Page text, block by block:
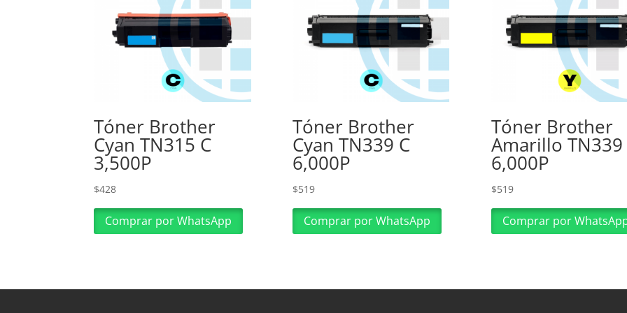
Tóner Brother
Cyan TN315 C
3,500P
$428
Comprar por WhatsApp
Tóner Brother
Cyan TN339 C
6,000P
$519
Comprar por WhatsApp
Tóner Brother
Amarillo TN339
6,000P
$519
Comprar por